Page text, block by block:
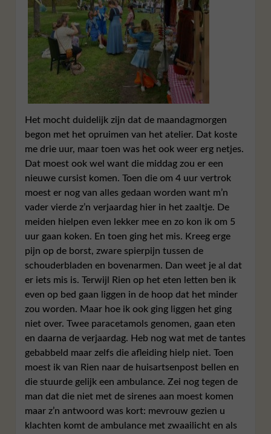
Het mocht duidelijk zijn dat de maandagmorgen
begon met het opruimen van het atelier. Dat koste
me drie uur, maar toen was het ook weer erg netjes.
Dat moest ook wel want die middag zou er een
nieuwe cursist komen. Toen die om 4 uur vertrok
moest er nog van alles gedaan worden want m’n
vader vierde z’n verjaardag hier in het zaaltje. De
meiden hielpen even lekker mee en zo kon ik om 5
uur gaan koken. En toen ging het mis. Kreeg erge
pijn op de borst, zware spierpijn tussen de
schouderbladen en bovenarmen. Dan weet je al dat
er iets mis is. Terwijl Rien op het eten letten ben ik
even op bed gaan liggen in de hoop dat het minder
zou worden. Maar hoe ik ook ging liggen het ging
niet over. Twee paracetamols genomen, gaan eten
en daarna de verjaardag. Heb nog wat met de tantes
gebabbeld maar zelfs die afleiding hielp niet. Toen
moest ik van Rien naar de huisartsenpost bellen en
die stuurde gelijk een ambulance. Zei nog tegen de
man dat die niet met de sirenes aan moest komen
maar z’n antwoord was kort: mevrouw gezien u
klachten komt de ambulance met zwaailicht en als